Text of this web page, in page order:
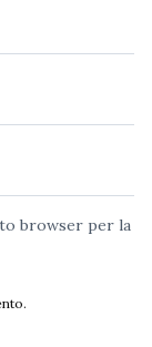
browser per la